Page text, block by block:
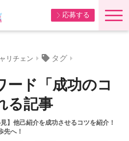
応募する
リチェン タグ
ード「成功のコ
る記事
見】他己紹介を成功させるコツを紹介！
先へ！